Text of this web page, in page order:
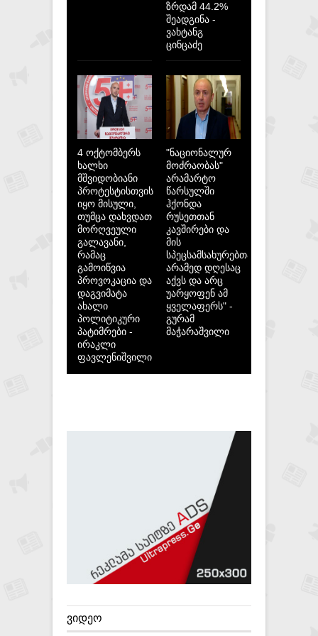
ზრდამ 44.2%
შეადგინა -
ვახტანგ
ცინცაძე
4 ოქტომბერს
ხალხი
მშვიდობიანი
პროტესტისთვის
იყო მისული,
თუმცა დახვდათ
მორღვეული
გალავანი,
რამაც
გამოიწვია
პროვოკაცია და
დაგვიმატა
ახალი
პოლიტიკური
პატიმრები -
ირაკლი
ფავლენიშვილი
"ნაციონალურ
მოძრაობას"
არამარტო
წარსულში
ჰქონდა
რუსეთთან
კავშირები და
მის
სპეცსამსახურებთან,
არამედ დღესაც
აქვს და არც
უარყოფენ ამ
ყველაფერს" -
გურამ
მაჭარაშვილი
ᲕᲘᲓᲔᲝ